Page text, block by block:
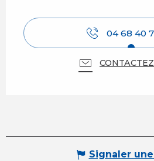
04 68 40
Signaler